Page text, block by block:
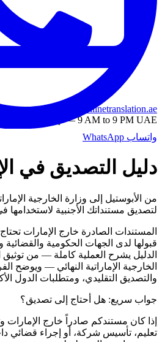
info@onlinetranslation.ae
WhatsApp — 9 AM to 9 PM UAE
واتساب WhatsApp
دليل التصديق في
من الأبوستيل إلى وزارة الخارجية
لتصديق مستنداتك الأجنبية لاستخدامها
المستندات الصادرة خارج الإمارات
قبولها لدى الجهات الحكومية والقضائية
الدليل يشرح العملية كاملة — من توثيق
الخارجية الإماراتية النهائي — ويوضح
والتصديق التقليدي، ومتطلبات الدول
جواب سريع: هل أحتاج إلى تصديق؟
إذا كان مستندكم صادراً خارج الإمارات
تعليم، تأسيس شركة، أو إجراء قضائي